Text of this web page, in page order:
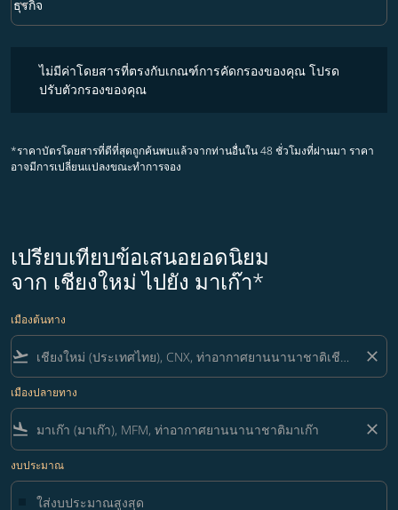
ระดับชั้นการเดินทาง option ธุรกิจ Selected
ธุรกิจ
keyboard_arrow_down
ไม่มีค่าโดยสารที่ตรงกับเกณฑ์การคัดกรองของคุณ โปรด
ปรับตัวกรองของคุณ
*ราคาบัตรโดยสารที่ดีที่สุดถูกค้นพบแล้วจากท่านอื่นใน 48 ชั่วโมงที่ผ่านมา ราคา
อาจมีการเปลี่ยนแปลงขณะทำการจอง
เปรียบเทียบข้อเสนอยอดนิยม
จาก เชียงใหม่ ไปยัง มาเก๊า*
เมืองต้นทาง
flight_takeoff close
เมืองปลายทาง
flight_land close
งบประมาณ